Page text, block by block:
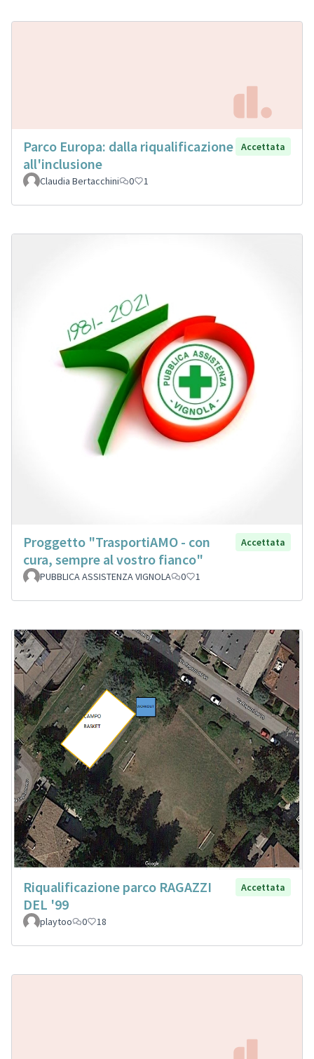
Parco Europa: dalla riqualificazione
all'inclusione
Accettata
Claudia Bertacchini 0 1
Proggetto "TrasportiAMO - con
cura, sempre al vostro fianco"
Accettata
PUBBLICA ASSISTENZA VIGNOLA 0 1
Riqualificazione parco RAGAZZI
DEL '99
Accettata
playtoo 0 18